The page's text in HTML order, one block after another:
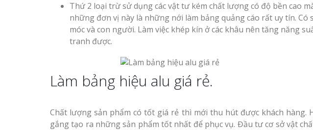
Thứ 2 loại trừ sử dụng các vật tư kém chất lượng có độ bền cao
những đơn vị này là những nới làm bảng quảng cáo rất uy tín.
móc và con người. Làm việc khép kín ở các khâu nên tăng năng
tranh được.
Làm bảng hiệu alu giá rẻ.
Chất lượng sản phẩm có tốt giá rẻ thì mới thu hút được khách hàng.
gắng tạo ra những sản phẩm tốt nhất để phục vụ. Đầu tư cơ sở vật